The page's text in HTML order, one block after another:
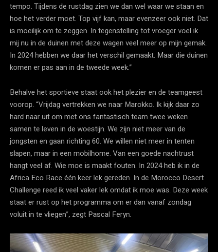
tempo. Tijdens de rustdag zien we dan wel waar we staan en
hoe het verder moet. Top vijf kan, maar evenzeer ook niet. Dat
is moeilijk om te zeggen. In tegenstelling tot vroeger voel ik
mij nu in de duinen met deze wagen veel meer op mijn gemak.
In 2024 hebben we daar het verschil gemaakt. Maar die duinen
komen er pas aan in de tweede week.”
Behalve het sportieve staat ook het plezier en de teamgeest
voorop. “Vrijdag vertrekken we naar Marokko. Ik kijk daar zo
hard naar uit om met ons fantastisch team twee weken
samen te leven in de woestijn. We zijn niet meer van de
jongsten en gaan richting 60. We willen niet meer in tenten
slapen, maar in een mobilhome. Van een goede nachtrust
hangt veel af. Wie moe is maakt fouten. In 2024 heb ik in de
Africa Eco Race één keer lek gereden. In de Morocco Desert
Challenge reed ik veel vaker lek omdat ik moe was. Deze week
staat er rust op het programma om er dan vanaf zondag
voluit in te vliegen”, zegt Pascal Feryn.